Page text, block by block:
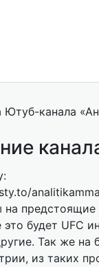
на
будет UFC
Так же на
из таких